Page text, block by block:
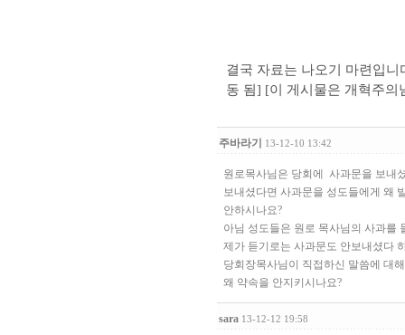
결국 자료는 나오기 마련입
동 됨] [이 게시물은 개혁주의
주바라기 13-12-10 13:42
원로목사님은 당회에 사과문을 보내
보내셨다면 사과문을 성도들에게 왜
안하시나요?
아님 성도들은 원로 목사님의 사과를
제가 듣기로는 사과문도 안보내셨다
당회장목사님이 직접하신 말씀에 대
왜 약속을 안지키시나요?
sara 13-12-12 19:58